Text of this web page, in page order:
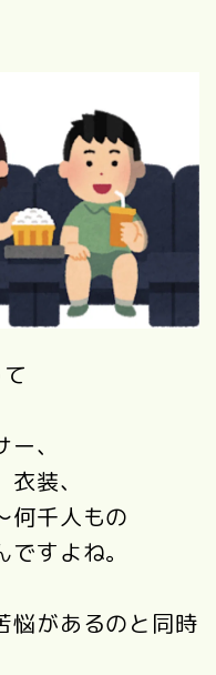
、
装、
何千人もの
すよね。
悩があるのと同時